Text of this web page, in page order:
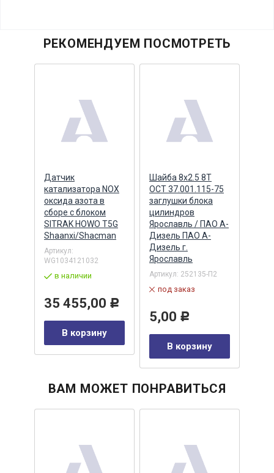
РЕКОМЕНДУЕМ ПОСМОТРЕТЬ
Датчик
катализатора NOX
оксида азота в
сборе с блоком
SITRAK HOWO T5G
Shaanxi/Shacman
Артикул:
WG1034121032
в наличии
35 455,00 Р
В корзину
Шайба 8х2.5 8Т
ОСТ 37.001.115-75
заглушки блока
цилиндров
Ярославль / ПАО А-
Дизель ПАО А-
Дизель г.
Ярославль
Артикул: 252135-П2
под заказ
5,00 Р
В корзину
ВАМ МОЖЕТ ПОНРАВИТЬСЯ